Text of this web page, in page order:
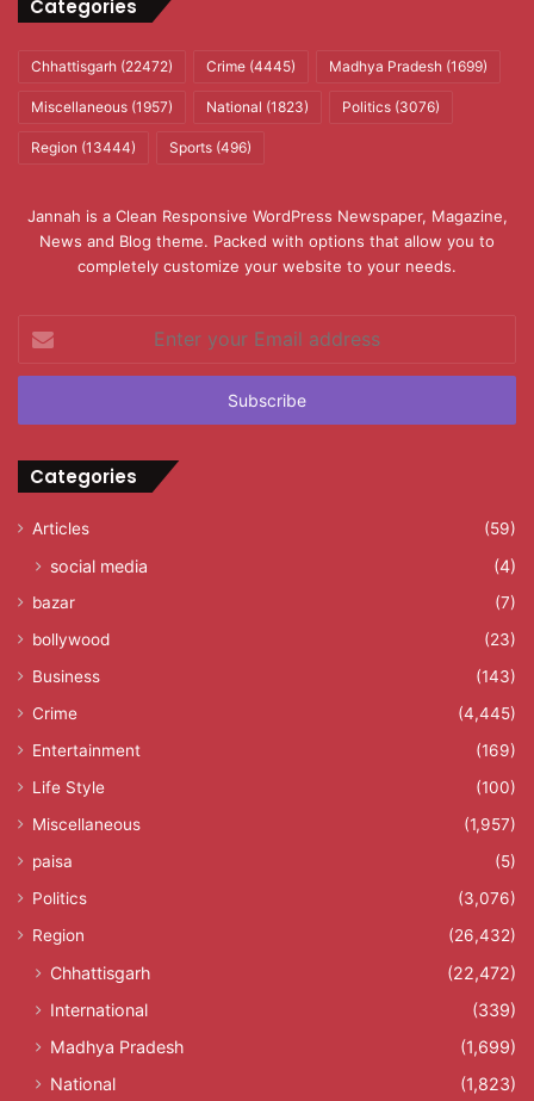
Categories
Chhattisgarh (22472) Crime (4445) Madhya Pradesh (1699)
Miscellaneous (1957) National (1823) Politics (3076)
Region (13444) Sports (496)
Jannah is a Clean Responsive WordPress Newspaper, Magazine,
News and Blog theme. Packed with options that allow you to
completely customize your website to your needs.
your
Email
Categories
Articles (59)
social media (4)
bazar
(7)
bollywood
(23)
Business
(143)
Crime
(4,445)
Entertainment
(169)
Life Style
(100)
Miscellaneous
(1,957)
paisa
(5)
Politics
(3,076)
Region
(26,432)
Chhattisgarh
(22,472)
International
(339)
Madhya Pradesh
(1,699)
National
(1,823)